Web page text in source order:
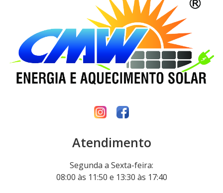
Atendimento
Segunda a Sexta-feira:
08:00 às 11:50 e 13:30 às 17:40